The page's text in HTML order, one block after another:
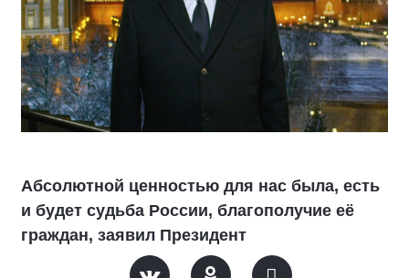
Абсолютной ценностью для нас была, есть
и будет судьба России, благополучие её
граждан, заявил Президент